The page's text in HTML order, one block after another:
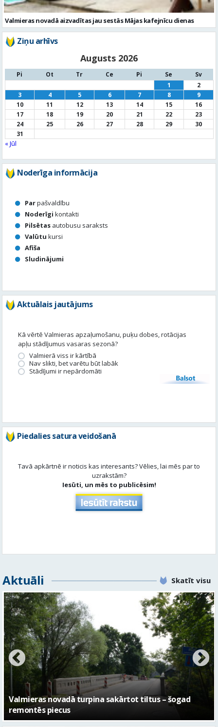
Valmieras novadā aizvadītas jau sestās Mājas kafejnīcu dienas
Ziņu arhīvs
Augusts 2026
Pi Ot Tr Ce Pi Se
Sv
1
2
3
4 5 6 7 8
9
10
11 12 13 14 15
16
17
18 19 20 21 22
23
24
25 26 27 28 29
30
31
« Jūl
Noderīga informācija
Parpašvaldību
Noderīgi kontakti
Pilsētas autobusu saraksts
Valūtu kursi
Afiša
Sludinājumi
Aktuālais jautājums
Kā vērtē Valmieras apzaļumošanu, puķu dobes, rotācijas
apļu stādījumus vasaras sezonā?
Valmierā viss ir kārtībā
Nav slikti, bet varētu būt labāk
Stādījumi ir nepārdomāti
Balsot
Piedalies satura veidošanā
Tavā apkārtnē ir noticis kas interesants? Vēlies, lai mēs par to
uzrakstām?
Iesūti, un mēs to publicēsim!
Aktuāli Skatīt visu
No pagaidu teātra līdz laikmetīgās kultūras centram
– kā attīstīsies “Kurtuve”